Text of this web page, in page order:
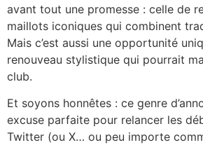
avant tout une promesse : celle de
maillots iconiques qui combinent
Mais c’est aussi une opportunité
renouveau stylistique qui pourrait
club.
Et soyons honnêtes : ce genre
excuse parfaite pour relancer les
Twitter (ou X… ou peu importe